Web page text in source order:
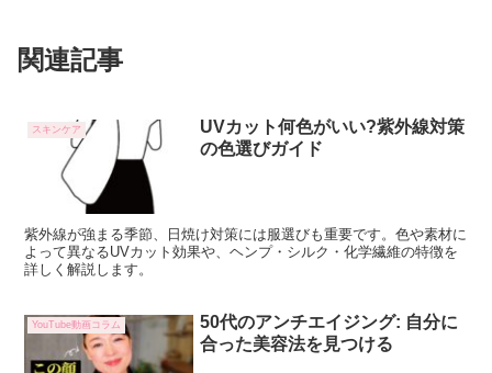
関連記事
スキンケア
UVカット何色がいい?紫外線対策
の色選びガイド
紫外線が強まる季節、日焼け対策には服選びも重要です。色や素材に
よって異なるUVカット効果や、ヘンプ・シルク・化学繊維の特徴を
詳しく解説します。
YouTube動画コラム
50代のアンチエイジング: 自分に
合った美容法を見つける